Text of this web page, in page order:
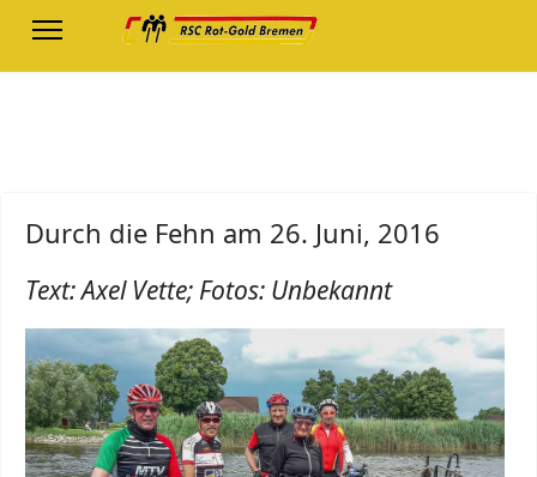
Durch die Fehn am 26. Juni, 2016
Text: Axel Vette; Fotos: Unbekannt